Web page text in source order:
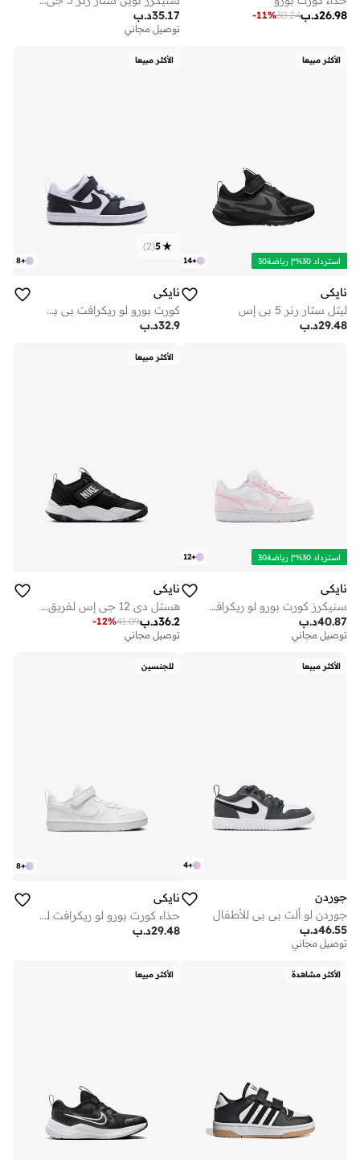
د.ب26.98
30.24
-11%
د.ب35.17
توصيل مجاني
الأكثر مبيعا
+
14 استرداد 30%*| رياضة30
نايكي
ليتل ستار رنر 5 بي إس
د.ب29.48
الأكثر مبيعا
+
8
5
(
2
)
نايكي
كورت بورو لو ريكرافت بي بي في للأطفال
د.ب32.9
+
12 استرداد 30%*| رياضة30
نايكي
سنيكرز كورت بورو لو ريكرافت للشباب
د.ب40.87
توصيل مجاني
الأكثر مبيعا
نايكي
هستل دي 12 جي إس لفريق الشباب
د.ب36.2
41.09
-12%
توصيل مجاني
الأكثر مبيعا
+
4
جوردن
جوردن لو ألت بي بي للأطفال
د.ب46.55
توصيل مجاني
للجنسين
+
8
نايكي
حذاء كورت بورو لو ريكرافت للأطفال
د.ب29.48
الأكثر مشاهدة الأكثر مبيعا